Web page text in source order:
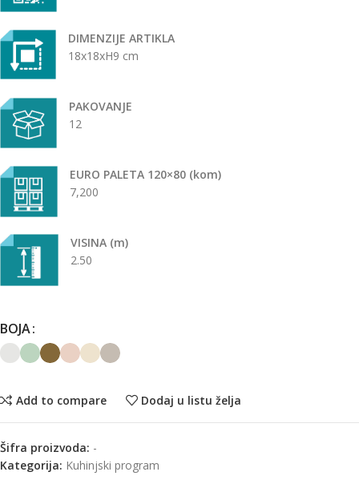
DIMENZIJE ARTIKLA
18x18xH9 cm
PAKOVANJE
12
EURO PALETA 120×80 (kom)
7,200
VISINA (m)
2.50
BOJA
Add to compare Dodaj u listu želja
Šifra proizvoda: -
Kategorija: Kuhinjski program